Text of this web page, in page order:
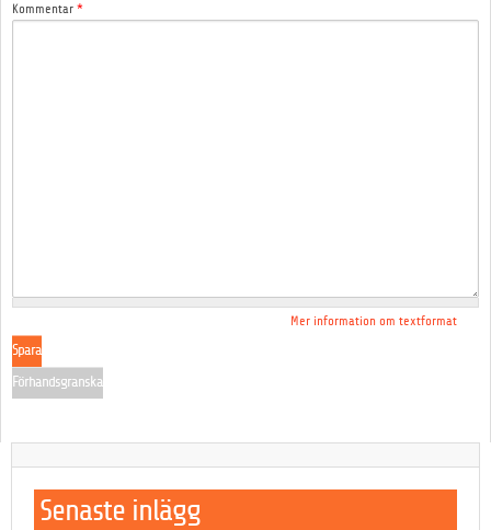
Kommentar *
Mer information om textformat
Senaste inlägg